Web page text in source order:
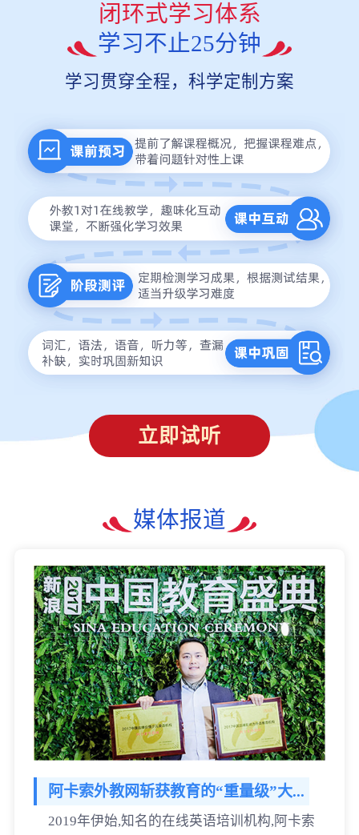
闭环式学习体系
学习不止25分钟
学习贯穿全程，科学定制方案
立即试听
媒体报道
阿卡索外教网斩获教育的“重量级”大...
2019年伊始,知名的在线英语培训机构,阿卡索